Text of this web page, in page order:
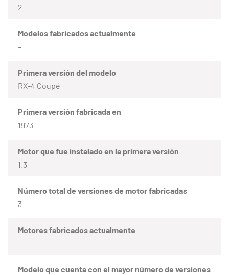
2
Modelos fabricados actualmente
–
Primera versión del modelo
RX-4 Coupé
Primera versión fabricada en
1973
Motor que fue instalado en la primera versión
1.3
Número total de versiones de motor fabricadas
3
Motores fabricados actualmente
–
Modelo que cuenta con el mayor número de versiones